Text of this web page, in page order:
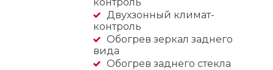
Двухзонный климат-
контроль
Обогрев зеркал заднего
вида
Обогрев заднего стекла